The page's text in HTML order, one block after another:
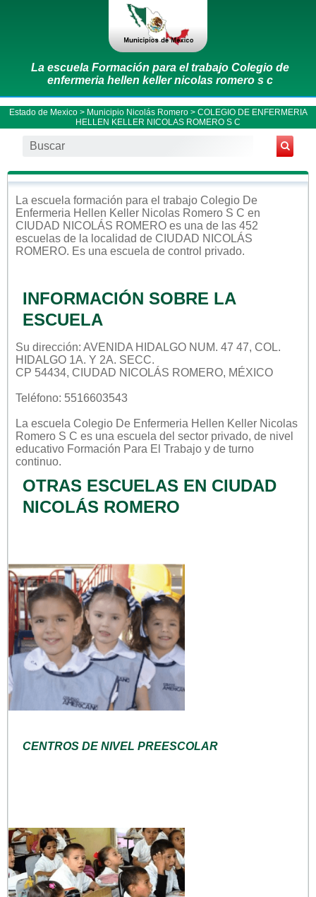
La escuela Formación para el trabajo Colegio de
enfermeria hellen keller nicolas romero s c
Estado de Mexico> Municipio Nicolás Romero> COLEGIO DE ENFERMERIA
HELLEN KELLER NICOLAS ROMERO S C
La escuela formación para el trabajo Colegio De
Enfermeria Hellen Keller Nicolas Romero S C en
CIUDAD NICOLÁS ROMERO es una de las 452
escuelas de la localidad de CIUDAD NICOLÁS
ROMERO. Es una escuela de control privado.
INFORMACIÓN SOBRE LA
ESCUELA
Su dirección: AVENIDA HIDALGO NUM. 47 47, COL.
HIDALGO 1A. Y 2A. SECC.
CP 54434, CIUDAD NICOLÁS ROMERO, MÉXICO
Teléfono: 5516603543
La escuela Colegio De Enfermeria Hellen Keller Nicolas
Romero S C es una escuela del sector privado, de nivel
educativo Formación Para El Trabajo y de turno
continuo.
OTRAS ESCUELAS EN CIUDAD
NICOLÁS ROMERO
CENTROS DE NIVEL PREESCOLAR